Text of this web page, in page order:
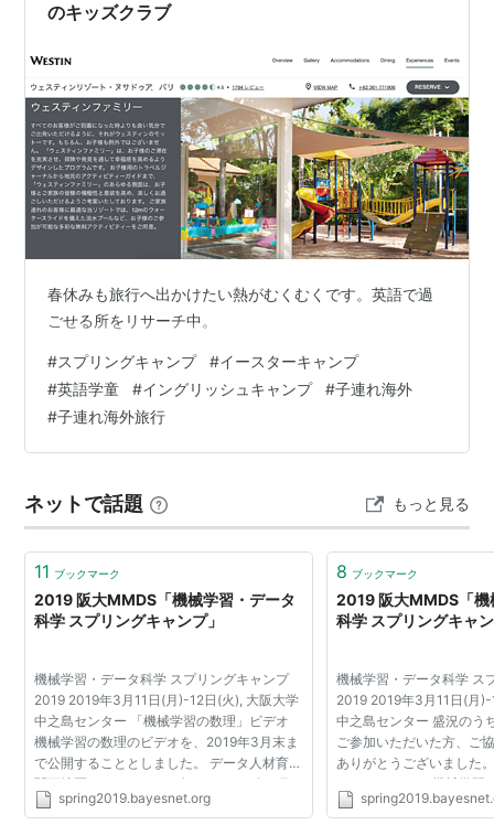
のキッズクラブ
春休みも旅行へ出かけたい熱がむくむくです。英語で過
ごせる所をリサーチ中。
#スプリングキャンプ #イースターキャンプ
#英語学童 #イングリッシュキャンプ #子連れ海外
#子連れ海外旅行
ネットで話題 もっと見る
11 ブックマーク
2019 阪大MMDS「機械学習・データ
科学 スプリングキャンプ」
機械学習・データ科学 スプリングキャンプ
2019 2019年3月11日(月)-12日(火), 大阪大学
中之島センター 「機械学習の数理」ビデオ
機械学習の数理のビデオを、2019年3月末ま
で公開することとしました。 データ人材育成
関西地区コンソーシアム(Duex) 2019年4月か
らの新学期で、データ人材育成関西地区コン
spring2019.bayesnet.org
8 ブックマーク
2019 阪大MMDS「機
科学 スプリングキャ
機械学習・データ科学 ス
2019 2019年3月11日(月
中之島センター 盛況のう
ご参加いただいた方、ご
ありがとうございました
いしましょう。 機械学習
リングキャンプ2019のサ